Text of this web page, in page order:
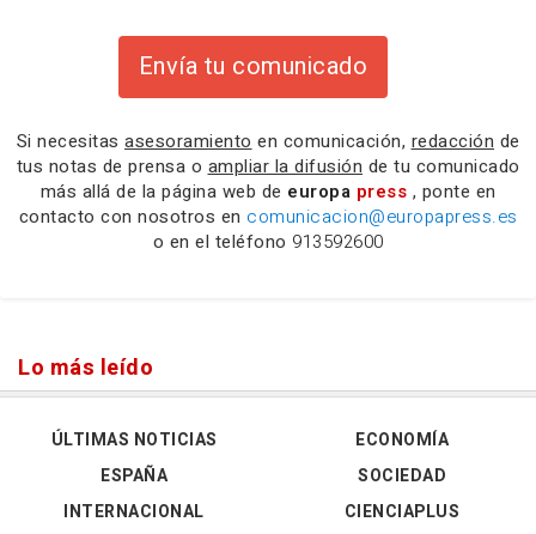
Envía tu comunicado
Si necesitas asesoramiento en comunicación, redacción de
tus notas de prensa o ampliar la difusión de tu comunicado
más allá de la página web de europa press , ponte en
contacto con nosotros en comunicacion@europapress.es
o en el teléfono 913592600
Lo más leído
ÚLTIMAS NOTICIAS
ESPAÑA
INTERNACIONAL
ECONOMÍA
SOCIEDAD
CIENCIAPLUS